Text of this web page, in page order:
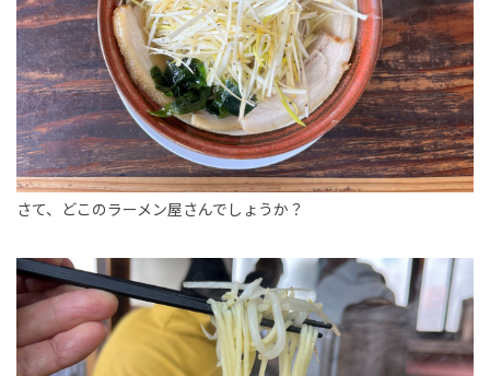
さて、どこのラーメン屋さんでしょうか？